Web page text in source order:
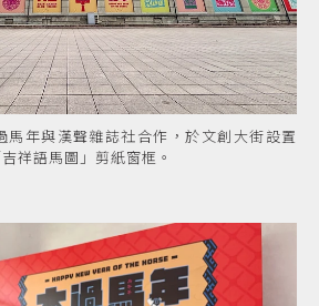
馬年與漢聲雜誌社合作，於文創大街設置
祥語馬圖」剪紙窗框。